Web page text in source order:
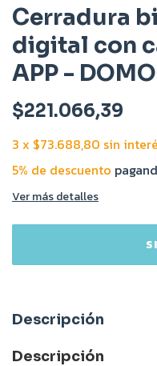
Cerradura
digital con
APP -
$221.066,39
3 x $73.688,80 sin
5% de descuento
Ver más detalles
Descripción
Descripción